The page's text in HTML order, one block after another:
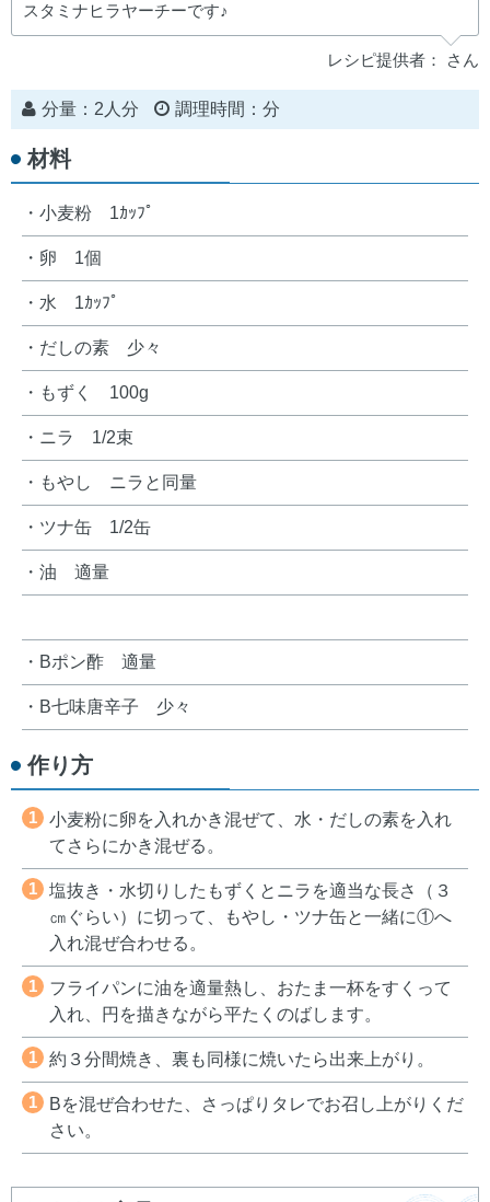
スタミナヒラヤーチーです♪
レシピ提供者： さん
分量：2人分 調理時間：分
材料
・小麦粉 1ｶｯﾌﾟ
・卵 1個
・水 1ｶｯﾌﾟ
・だしの素 少々
・もずく 100g
・ニラ 1/2束
・もやし ニラと同量
・ツナ缶 1/2缶
・油 適量
・Bポン酢 適量
・B七味唐辛子 少々
作り方
1
小麦粉に卵を入れかき混ぜて、水・だしの素を入れ
てさらにかき混ぜる。
1
塩抜き・水切りしたもずくとニラを適当な長さ（３
㎝ぐらい）に切って、もやし・ツナ缶と一緒に①へ
入れ混ぜ合わせる。
1
フライパンに油を適量熱し、おたま一杯をすくって
入れ、円を描きながら平たくのばします。
1 約３分間焼き、裏も同様に焼いたら出来上がり。
1
Bを混ぜ合わせた、さっぱりタレでお召し上がりくだ
さい。